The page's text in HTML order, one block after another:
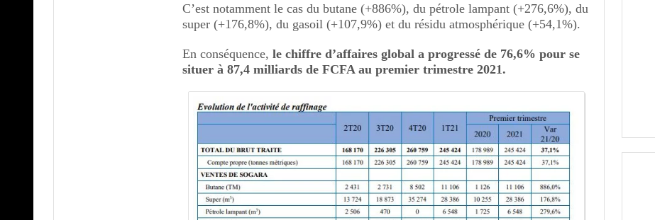
C’est notamment le cas du butane (+886%), du pétrole lampant (+276,6%), du
super (+176,8%), du gasoil (+107,9%) et du résidu atmosphérique (+54,1%).
En conséquence,le chiffre d’affaires global a progressé de 76,6% pour se
situer à 87,4 milliards de FCFA au premier trimestre 2021.